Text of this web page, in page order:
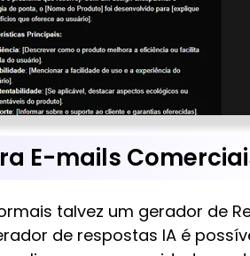
E-mails
talvez um gerador de
de respostas IA é